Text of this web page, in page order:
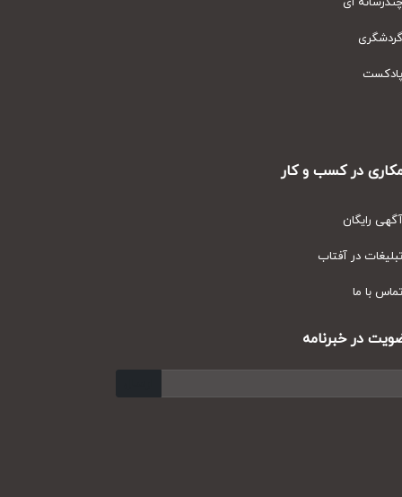
در کسب و کار
رایگان
در آفتاب
با ما
در خبرنامه